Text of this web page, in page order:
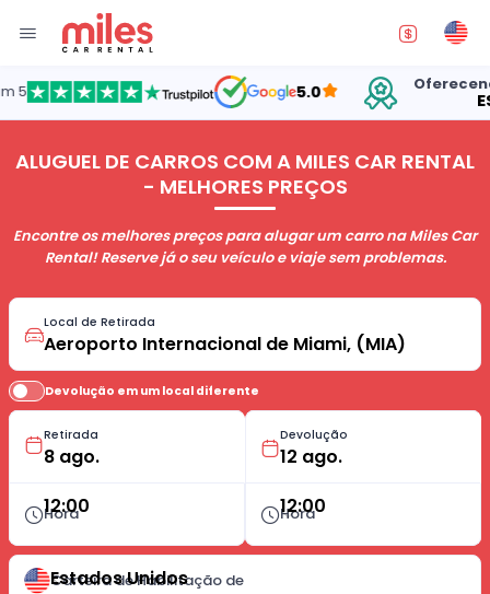
5.0 Oferecendo aluguel
ESTADOS
ALUGUEL DE CARROS COM A MILES CAR RENTAL
- MELHORES PREÇOS
Encontre os melhores preços para alugar um carro na Miles Car
Rental! Reserve já o seu veículo e viaje sem problemas.
Local de Retirada
Devolução em um local diferente
Retirada
Hora
12:00
Devolução
Hora
12:00
Carteira de Habilitação de
Estados Unidos